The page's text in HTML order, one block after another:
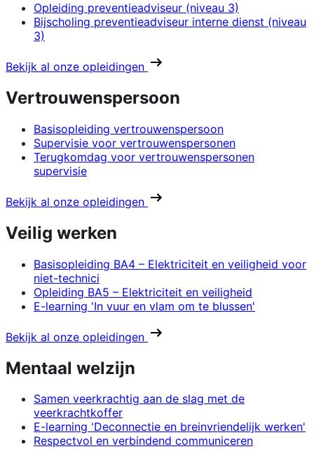
Opleiding preventieadviseur (niveau 3)
Bijscholing preventieadviseur interne dienst (niveau
3)
Bekijk al onze opleidingen
Vertrouwenspersoon
Basisopleiding vertrouwenspersoon
Supervisie voor vertrouwenspersonen
Terugkomdag voor vertrouwenspersonen
supervisie
Bekijk al onze opleidingen
Veilig werken
Basisopleiding BA4 – Elektriciteit en veiligheid voor
niet-technici
Opleiding BA5 – Elektriciteit en veiligheid
E-learning 'In vuur en vlam om te blussen'
Bekijk al onze opleidingen
Mentaal welzijn
Samen veerkrachtig aan de slag met de
veerkrachtkoffer
E-learning 'Deconnectie en breinvriendelijk werken'
Respectvol en verbindend communiceren